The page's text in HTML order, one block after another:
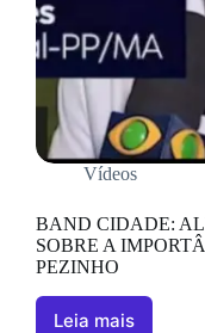
Vídeos
BAND CIDADE:
SOBRE A
PEZINHO
Leia mais